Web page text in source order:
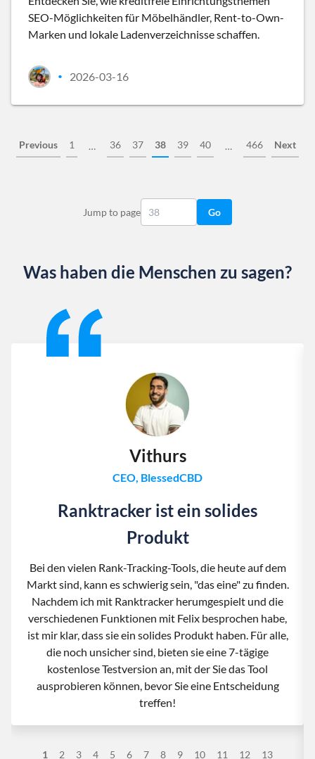
SEO-Möglichkeiten für Möbelhändler, Rent-to-Own-
Marken und lokale Ladenverzeichnisse schaffen.
• 2026-03-16
Previous 1 … 36 37 38 39 40 … 466 Next
Jump to page Go
Was haben die Menschen zu sagen?
1 2 3 4 5 6 7 8 9 10 11 12 13
Vithurs
CEO, BlessedCBD
Ranktracker ist ein solides
Produkt
Bei den vielen Rank-Tracking-Tools, die heute auf dem
Markt sind, kann es schwierig sein, "das eine" zu finden.
Nachdem ich mit Ranktracker herumgespielt und die
verschiedenen Funktionen mit Felix besprochen habe,
ist mir klar, dass sie ein solides Produkt haben. Für alle,
die noch unsicher sind, bieten sie eine 7-tägige
kostenlose Testversion an, mit der Sie das Tool
ausprobieren können, bevor Sie eine Entscheidung
treffen!